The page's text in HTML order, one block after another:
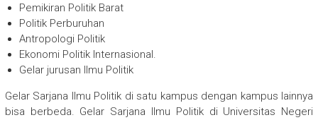
Pemikiran Politik Barat
Politik Perburuhan
Antropologi Politik
Ekonomi Politik Internasional.
Gelar jurusan Ilmu Politik
Gelar Sarjana Ilmu Politik di satu kampus dengan kampus lainnya
bisa berbeda. Gelar Sarjana Ilmu Politik di Universitas Negeri